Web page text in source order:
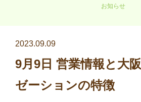
お知らせ
2023.09.09
9月9日 営業情報と大
ゼーションの特徴